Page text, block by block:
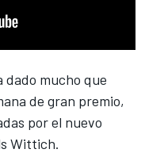
dado mucho que
de gran premio,
por el nuevo
Wittich.